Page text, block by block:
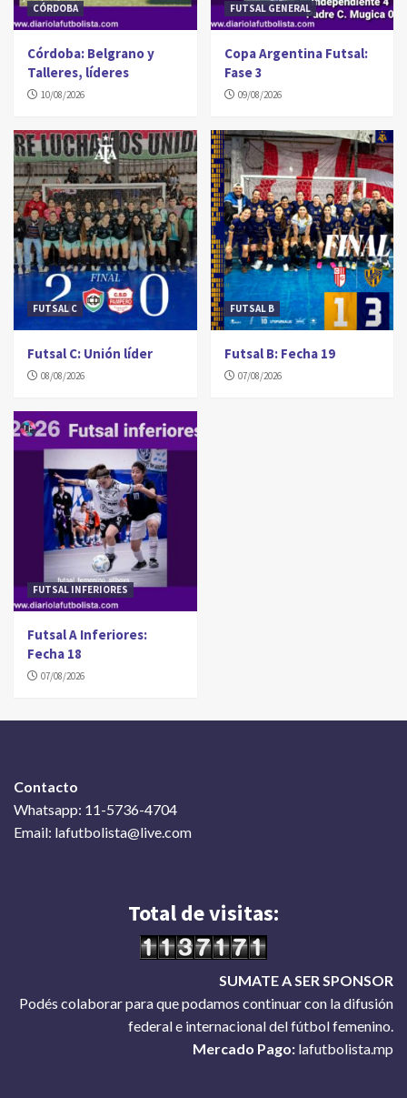
CÓRDOBA
Córdoba: Belgrano y
Talleres, líderes
10/08/2026
FUTSAL GENERAL
Copa Argentina Futsal:
Fase 3
09/08/2026
FUTSAL C
Futsal C: Unión líder
08/08/2026
FUTSAL B
Futsal B: Fecha 19
07/08/2026
FUTSAL INFERIORES
Futsal A Inferiores:
Fecha 18
07/08/2026
Contacto
Whatsapp: 11-5736-4704
Email: lafutbolista@live.com
Total de visitas:
SUMATE A SER SPONSOR
Podés colaborar para que podamos continuar con la difusión
federal e internacional del fútbol femenino.
Mercado Pago: lafutbolista.mp